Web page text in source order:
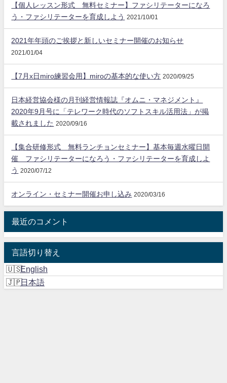
【個人レッスン形式 無料セミナー】ファシリテーターになろ
う・ファシリテーターを育成しよう
2021/10/01
2021年年頭のご挨拶と新しいセミナー開催のお知らせ
2021/01/04
【7月x日miro練習会用】miroの基本的な使い方 2020/09/25
日本経営協会様の月刊経営情報誌『オムニ・マネジメント』
2020年9月号に「テレワーク時代のソフトスキル活用法」が掲
載されました 2020/09/16
【集合研修形式 無料ランチョンセミナー】基本毎週水曜日開
催 ファシリテーターになろう・ファシリテーターを育成しよ
う
2020/07/12
オンライン・セミナー開催お申し込み 2020/03/16
最近のコメント
言語切り替え
English
日本語